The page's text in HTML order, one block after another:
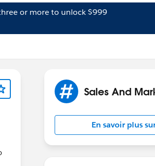
or more to unlock $999
Sales And
En savoir plus